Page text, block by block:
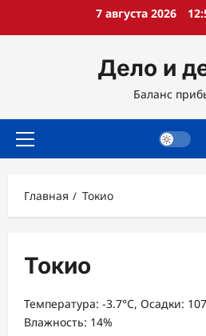
7 августа 2026
Дело и
Баланс
Основное
Главная Токио
Токио
Температура: -3.7°C, Осадки:
Влажность: 14%